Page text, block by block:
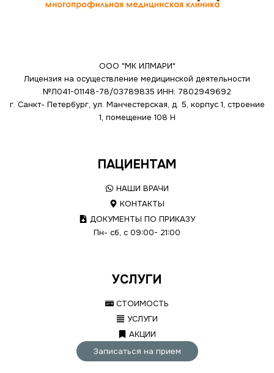
ООО "МК ИЛМАРИ"
Лицензия на осуществление медицинской деятельности
№Л041-01148-78/03789835 ИНН: 7802949692
г. Санкт- Петербург, ул. Манчестерская, д. 5, корпус 1, строение
1, помещение 108 Н
ПАЦИЕНТАМ
НАШИ ВРАЧИ
КОНТАКТЫ
ДОКУМЕНТЫ ПО ПРИКАЗУ
Пн- сб, с 09:00- 21:00
УСЛУГИ
СТОИМОСТЬ
УСЛУГИ
АКЦИИ
Записаться на прием